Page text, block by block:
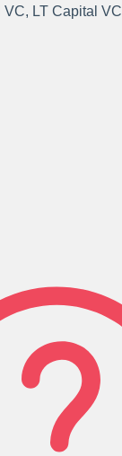
LT Capital VC